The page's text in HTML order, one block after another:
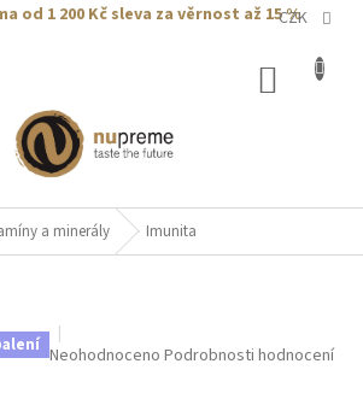
od 1 200 Kčsleva za věrnost až 15 %
CZK
a minerály Imunita
Průměrné
Neohodnoceno Podrobnosti hodnocení